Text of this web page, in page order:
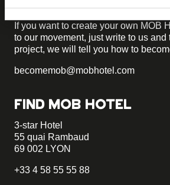
If you want to create your own MOB
to our movement, just write to us
project, we will tell you how to
becomemob@mobhotel.com
FIND MOB HOTEL
3-star Hotel
55 quai Rambaud
69 002 LYON
+33 4 58 55 55 88